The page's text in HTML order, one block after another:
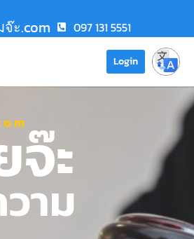
ะ.com 097 131 5551
Login
ะ
าม